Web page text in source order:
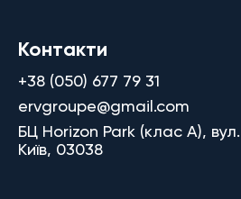
Контакти
+38 (050) 677 79 31
ervgroupe@gmail.com
БЦ Horizon Park (клас A),
Київ, 03038